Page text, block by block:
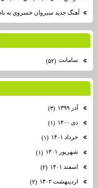
آهنگ جديد سيروان خسروي به
سامانت(۵۲)
آذر ۱۳۹۹
(۳)
دی ۱۴۰۰
(۱)
خرداد ۱۴۰۱
(۱)
شهریور ۱۴۰۱
(۱)
اسفند ۱۴۰۱
(۲)
اردیبهشت ۱۴۰۲
(۲)